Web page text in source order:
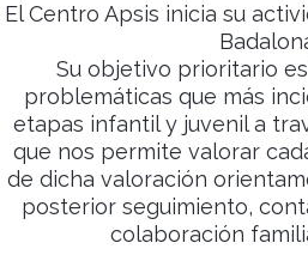
El Centro Apsis inicia su
Su objetivo prioritario
problemáticas que más
etapas infantil y juvenil a
que nos permite valorar
de dicha valoración
posterior seguimiento,
colaboración